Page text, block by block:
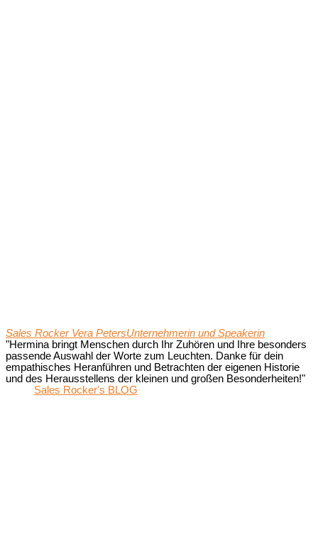
Sales Rocker Vera PetersUnternehmerin und Speakerin
"Hermina bringt Menschen durch Ihr Zuhören und Ihre besonders
passende Auswahl der Worte zum Leuchten. Danke für dein
empathisches Heranführen und Betrachten der eigenen Historie
und des Herausstellens der kleinen und großen Besonderheiten!"
Sales Rocker's BLOG